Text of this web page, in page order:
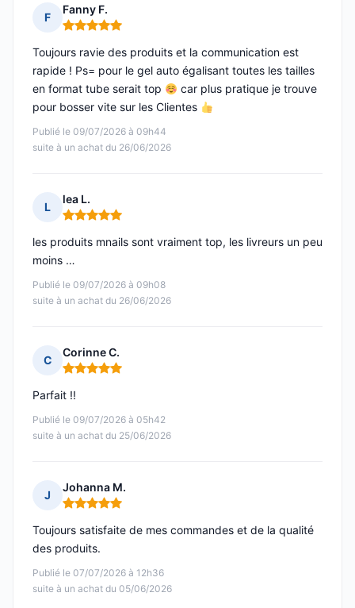
F
Fanny F.
Note : 5 sur 5
Publié le 09/07/2026 à 09h44
suite à un achat du 26/06/2026
Toujours ravie des produits et la communication est
rapide ! Ps= pour le gel auto égalisant toutes les tailles
en format tube serait top
car plus pratique je trouve
pour bosser vite sur les Clientes
L
lea L.
Note : 5 sur 5
Publié le 09/07/2026 à 09h08
suite à un achat du 26/06/2026
les produits mnails sont vraiment top, les livreurs un peu
moins …
C
Corinne C.
Note : 5 sur 5
Publié le 09/07/2026 à 05h42
suite à un achat du 25/06/2026
Parfait !!
J
Johanna M.
Note : 5 sur 5
Publié le 07/07/2026 à 12h36
suite à un achat du 05/06/2026
Toujours satisfaite de mes commandes et de la qualité
des produits.